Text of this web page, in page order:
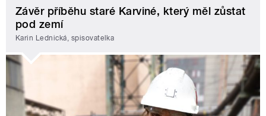
Závěr příběhu staré Karviné, který měl zůstat
pod zemí
Karin Lednická, spisovatelka